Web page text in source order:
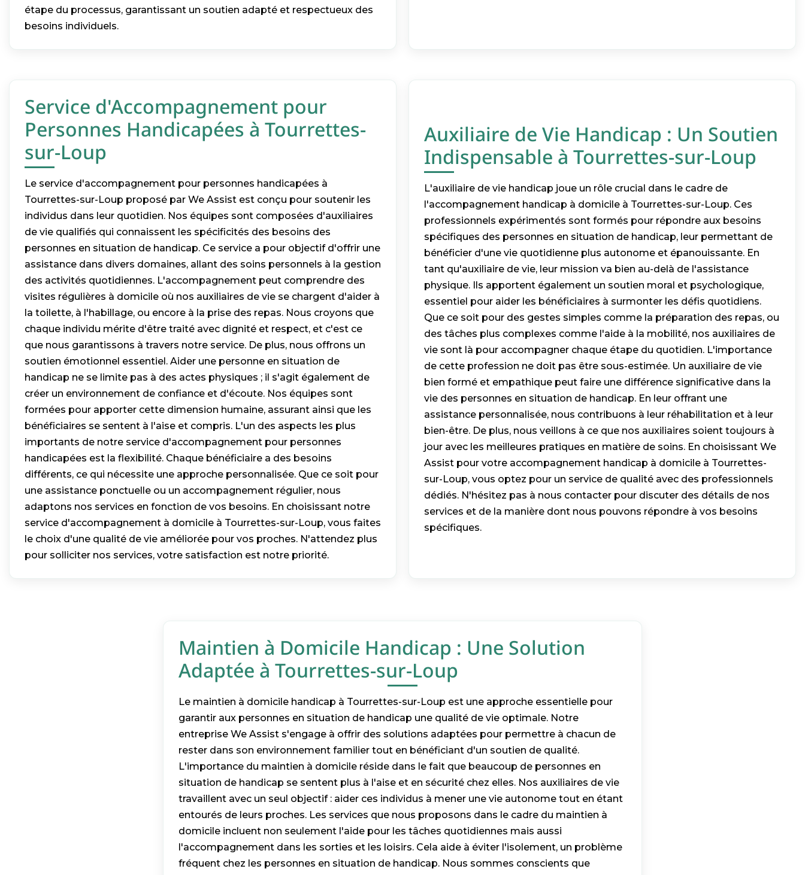
étape du processus, garantissant un soutien adapté et respectueux des
besoins individuels.
Service d'Accompagnement pour
Personnes Handicapées à Tourrettes-
sur-Loup
Le service d'accompagnement pour personnes handicapées à
Tourrettes-sur-Loup proposé par We Assist est conçu pour soutenir les
individus dans leur quotidien. Nos équipes sont composées d'auxiliaires
de vie qualifiés qui connaissent les spécificités des besoins des
personnes en situation de handicap. Ce service a pour objectif d'offrir une
assistance dans divers domaines, allant des soins personnels à la gestion
des activités quotidiennes. L'accompagnement peut comprendre des
visites régulières à domicile où nos auxiliaires de vie se chargent d'aider à
la toilette, à l'habillage, ou encore à la prise des repas. Nous croyons que
chaque individu mérite d'être traité avec dignité et respect, et c'est ce
que nous garantissons à travers notre service. De plus, nous offrons un
soutien émotionnel essentiel. Aider une personne en situation de
handicap ne se limite pas à des actes physiques ; il s'agit également de
créer un environnement de confiance et d'écoute. Nos équipes sont
formées pour apporter cette dimension humaine, assurant ainsi que les
bénéficiaires se sentent à l'aise et compris. L'un des aspects les plus
importants de notre service d'accompagnement pour personnes
handicapées est la flexibilité. Chaque bénéficiaire a des besoins
différents, ce qui nécessite une approche personnalisée. Que ce soit pour
une assistance ponctuelle ou un accompagnement régulier, nous
adaptons nos services en fonction de vos besoins. En choisissant notre
service d'accompagnement à domicile à Tourrettes-sur-Loup, vous faites
le choix d'une qualité de vie améliorée pour vos proches. N'attendez plus
pour solliciter nos services, votre satisfaction est notre priorité.
Auxiliaire de Vie Handicap : Un Soutien
Indispensable à Tourrettes-sur-Loup
L'auxiliaire de vie handicap joue un rôle crucial dans le cadre de
l'accompagnement handicap à domicile à Tourrettes-sur-Loup. Ces
professionnels expérimentés sont formés pour répondre aux besoins
spécifiques des personnes en situation de handicap, leur permettant de
bénéficier d'une vie quotidienne plus autonome et épanouissante. En
tant qu'auxiliaire de vie, leur mission va bien au-delà de l'assistance
physique. Ils apportent également un soutien moral et psychologique,
essentiel pour aider les bénéficiaires à surmonter les défis quotidiens.
Que ce soit pour des gestes simples comme la préparation des repas, ou
des tâches plus complexes comme l'aide à la mobilité, nos auxiliaires de
vie sont là pour accompagner chaque étape du quotidien. L'importance
de cette profession ne doit pas être sous-estimée. Un auxiliaire de vie
bien formé et empathique peut faire une différence significative dans la
vie des personnes en situation de handicap. En leur offrant une
assistance personnalisée, nous contribuons à leur réhabilitation et à leur
bien-être. De plus, nous veillons à ce que nos auxiliaires soient toujours à
jour avec les meilleures pratiques en matière de soins. En choisissant We
Assist pour votre accompagnement handicap à domicile à Tourrettes-
sur-Loup, vous optez pour un service de qualité avec des professionnels
dédiés. N'hésitez pas à nous contacter pour discuter des détails de nos
services et de la manière dont nous pouvons répondre à vos besoins
spécifiques.
Maintien à Domicile Handicap : Une Solution
Adaptée à Tourrettes-sur-Loup
Le maintien à domicile handicap à Tourrettes-sur-Loup est une approche essentielle pour
garantir aux personnes en situation de handicap une qualité de vie optimale. Notre
entreprise We Assist s'engage à offrir des solutions adaptées pour permettre à chacun de
rester dans son environnement familier tout en bénéficiant d'un soutien de qualité.
L'importance du maintien à domicile réside dans le fait que beaucoup de personnes en
situation de handicap se sentent plus à l'aise et en sécurité chez elles. Nos auxiliaires de vie
travaillent avec un seul objectif : aider ces individus à mener une vie autonome tout en étant
entourés de leurs proches. Les services que nous proposons dans le cadre du maintien à
domicile incluent non seulement l'aide pour les tâches quotidiennes mais aussi
l'accompagnement dans les sorties et les loisirs. Cela aide à éviter l'isolement, un problème
fréquent chez les personnes en situation de handicap. Nous sommes conscients que